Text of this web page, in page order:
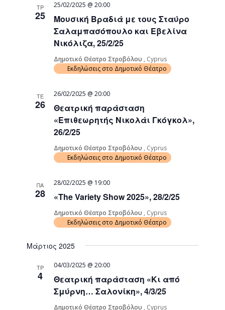
ΤΡ
25
Μουσική Βραδιά με τους Σταύρο
Σαλαμπασόπουλο και Εβελίνα
Νικόλιζα, 25/2/25
25/02/2025 @ 20:00
Δημοτικό Θέατρο Στροβόλου , Cyprus
Εκδηλώσεις στο Δημοτικό Θέατρο
ΤΕ
26
Θεατρική παράσταση
«Επιθεωρητής Νικολάι Γκόγκολ»,
26/2/25
26/02/2025 @ 20:00
Δημοτικό Θέατρο Στροβόλου , Cyprus
Εκδηλώσεις στο Δημοτικό Θέατρο
ΠΑ
28 «The Variety Show 2025», 28/2/25
28/02/2025 @ 19:00
Δημοτικό Θέατρο Στροβόλου , Cyprus
Εκδηλώσεις στο Δημοτικό Θέατρο
Μάρτιος 2025
ΤΡ
4
Θεατρική παράσταση «Κι από
Σμύρνη… Σαλονίκη», 4/3/25
04/03/2025 @ 20:00
Δημοτικό Θέατρο Στροβόλου , Cyprus